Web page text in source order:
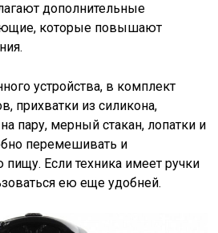
дополнительные
которые повышают
устройства, в комплект
прихватки из силикона,
пару, мерный стакан, лопатки и
перемешивать и
Если техника имеет ручки
ею еще удобней.